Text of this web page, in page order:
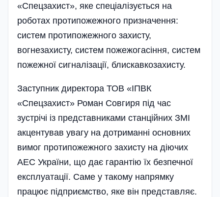
«Спецзахист», яке спеціалізується на
роботах протипожежного призначення:
систем протипожежного захисту,
вогнезахисту, систем пожежогасіння, систем
пожежної сигналізації, блискавкозахисту.
Заступник директора ТОВ «ІПВК
«Спецзахист» Роман Совгиря під час
зустрічі із представниками станційних ЗМІ
акцентував увагу на дотриманні основних
вимог протипожежного захисту на діючих
АЕС України, що дає гарантію їх безпечної
експлуатації. Саме у такому напрямку
працює підприємство, яке він представляє.